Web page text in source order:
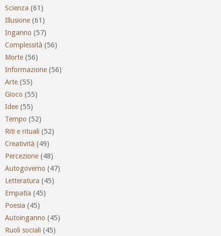
Scienza (61)
Illusione (61)
Inganno (57)
Complessità (56)
Morte (56)
Informazione (56)
Arte (55)
Gioco (55)
Idee (55)
Tempo (52)
Riti e rituali (52)
Creatività (49)
Percezione (48)
Autogoverno (47)
Letteratura (45)
Empatia (45)
Poesia (45)
Autoinganno (45)
Ruoli sociali (45)